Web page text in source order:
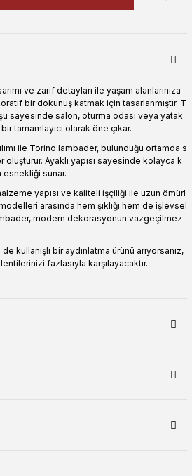
ve zarif detayları ile yaşam alanlarınıza
bir dokunuş katmak için tasarlanmıştır. T
sayesinde salon, oturma odası veya yatak
tamamlayıcı olarak öne çıkar.
ile Torino lambader, bulunduğu ortamda s
Ayaklı yapısı sayesinde kolayca k
esnekliği sunar.
yapısı ve kaliteli işçiliği ile uzun ömürl
arasında hem şıklığı hem de işlevsel
modern dekorasyonun vazgeçilmez
kullanışlı bir aydınlatma ürünü arıyorsanız,
fazlasıyla karşılayacaktır.